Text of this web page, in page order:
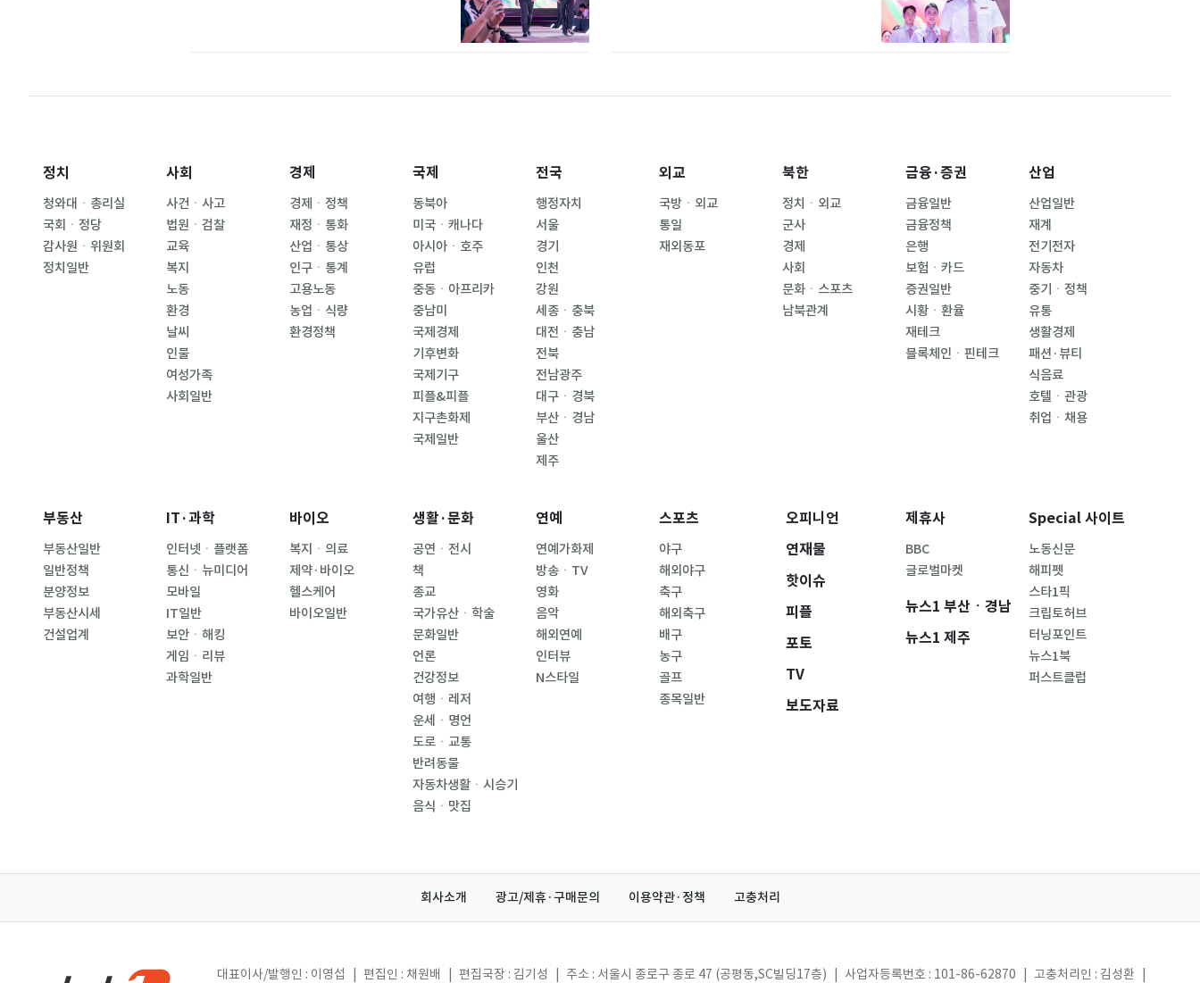
정치
청와대ㆍ총리실
국회ㆍ정당
감사원ㆍ위원회
정치일반
사회
사건ㆍ사고
법원ㆍ검찰
교육
복지
노동
환경
날씨
인물
여성가족
사회일반
경제
경제ㆍ정책
재정ㆍ통화
산업ㆍ통상
인구ㆍ통계
고용노동
농업ㆍ식량
환경정책
국제
동북아
미국ㆍ캐나다
아시아ㆍ호주
유럽
중동ㆍ아프리카
중남미
국제경제
기후변화
국제기구
피플&피플
지구촌화제
국제일반
전국
행정자치
서울
경기
인천
강원
세종ㆍ충북
대전ㆍ충남
전북
전남광주
대구ㆍ경북
부산ㆍ경남
울산
제주
외교
국방ㆍ외교
통일
재외동포
북한
정치ㆍ외교
군사
경제
사회
문화ㆍ스포츠
남북관계
금융·증권
금융일반
금융정책
은행
보험ㆍ카드
증권일반
시황ㆍ환율
재테크
블록체인ㆍ핀테크
산업
산업일반
재계
전기전자
자동차
중기ㆍ정책
유통
생활경제
패션·뷰티
식음료
호텔ㆍ관광
취업ㆍ채용
부동산
부동산일반
일반정책
분양정보
부동산시세
건설업계
IT·과학
인터넷ㆍ플랫폼
통신ㆍ뉴미디어
모바일
IT일반
보안ㆍ해킹
게임ㆍ리뷰
과학일반
바이오
복지ㆍ의료
제약·바이오
헬스케어
바이오일반
생활·문화
공연ㆍ전시
책
종교
국가유산ㆍ학술
문화일반
언론
건강정보
여행ㆍ레저
운세ㆍ명언
도로ㆍ교통
반려동물
자동차생활ㆍ시승기
음식ㆍ맛집
연예
연예가화제
방송ㆍTV
영화
음악
해외연예
인터뷰
N스타일
스포츠
야구
해외야구
축구
해외축구
배구
농구
골프
종목일반
오피니언
연재물
핫이슈
피플
포토
TV
보도자료
제휴사
BBC
글로벌마켓
뉴스1 부산ㆍ경남
뉴스1 제주
Special 사이트
노동신문
해피펫
스타1픽
크립토허브
터닝포인트
뉴스1북
퍼스트클럽
회사소개 광고/제휴·구매문의 이용약관·정책 고충처리
대표이사/발행인 : 이영섭 편집인 : 채원배 편집국장 : 김기성 주소 : 서울시 종로구 종로 47 (공평동,SC빌딩17층) 사업자등록번호 : 101-86-62870 고충처리인 : 김성환